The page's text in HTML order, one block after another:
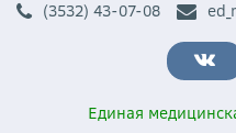
(3532) 43-07-08
Единая